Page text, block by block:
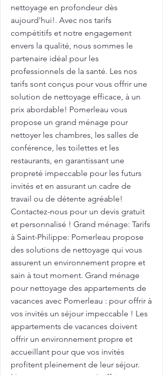
nettoyage en profondeur dès
aujourd'hui!. Avec nos tarifs
compétitifs et notre engagement
envers la qualité, nous sommes le
partenaire idéal pour les
professionnels de la santé. Les nos
tarifs sont conçus pour vous offrir une
solution de nettoyage efficace, à un
prix abordable! Pomerleau vous
propose un grand ménage pour
nettoyer les chambres, les salles de
conférence, les toilettes et les
restaurants, en garantissant une
propreté impeccable pour les futurs
invités et en assurant un cadre de
travail ou de détente agréable!
Contactez-nous pour un devis gratuit
et personnalisé ! Grand ménage: Tarifs
à Saint-Philippe: Pomerleau propose
des solutions de nettoyage qui vous
assurent un environnement propre et
sain à tout moment. Grand ménage
pour nettoyage des appartements de
vacances avec Pomerleau : pour offrir à
vos invités un séjour impeccable ! Les
appartements de vacances doivent
offrir un environnement propre et
accueillant pour que vos invités
profitent pleinement de leur séjour.